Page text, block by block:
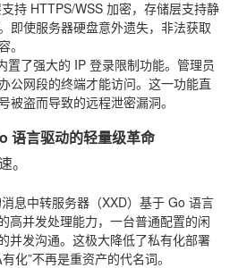
持 HTTPS/WSS 加密，存储层支持静
即使服务器硬盘意外遗失，非法获取
。
置了强大的 IP 登录限制功能。管理员
公网段的终端才能访问。这一功能直
被盗而导致的远程泄密漏洞。
语言驱动的轻量级革命
。
息中转服务器（XXD）基于 Go 语言
高并发处理能力，一台普通配置的闲
并发沟通。这极大降低了私有化部署
化”不再是重资产的代名词。